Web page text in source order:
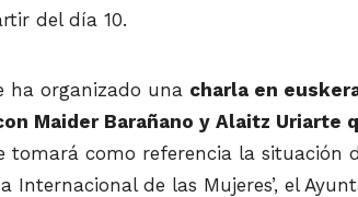
del día 10.
ha organizado una charla en
Maider Barañano y Alaitz Uriarte
tomará como referencia la situación
Internacional de las Mujeres’, el